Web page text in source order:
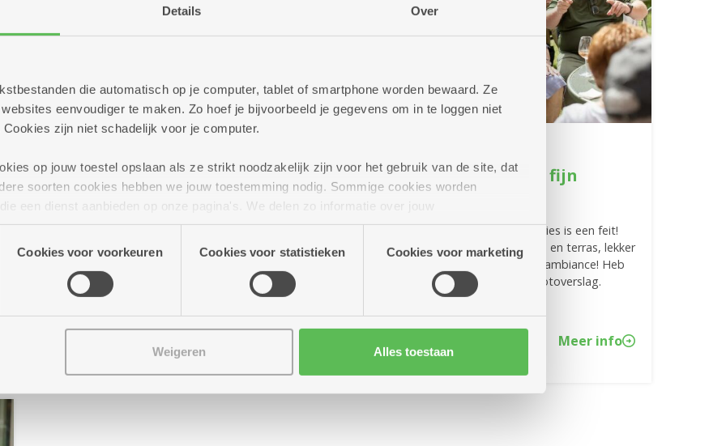
Details Over
die automatisch op je computer, tablet of smartphone worden bewaard. Ze
eenvoudiger te maken. Zo hoef je bijvoorbeeld je gegevens om in te loggen niet
zijn niet schadelijk voor je computer.
op jouw toestel opslaan als ze strikt noodzakelijk zijn voor het gebruik van de site, dat
soorten cookies hebben we jouw toestemming nodig. Sommige cookies worden
een dienst aanbieden op onze pagina's. We delen zo informatie over jouw
onze site voor social media, advertenties en analyse. Deze partners kunnen deze gegevens
die je aan hen verstrekte.
Cookies voor voorkeuren Cookies voor statistieken Cookies voor marketing
Weigeren Alles toestaan
Swingend buurtfeest in Ekeren
Zaterdag 27 juni trappen woonzorgcentrum Hof
De Beuken & dienstencentrum Blankenberg de
pop-upmarkt, BBQ en optreden Celien Hermans.
Iedereen welkom!
Sint Andries beleefde fijn
openingsfeest
De officiële opening van Sint Andries is een feit!
Goed voor 'n tjokvolle buurtbistro en terras, lekker
eten, lentezon en volop muzikale ambiance! Heb
je 't gemist? Bekijk hier dan het fotoverslag.
Meer info